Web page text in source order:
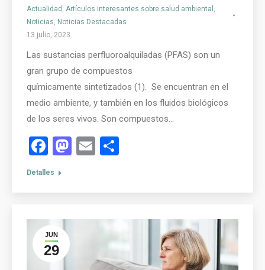
Actualidad , Artículos interesantes sobre salud ambiental ,
Noticias, Noticias Destacadas
13 julio, 2023
Las sustancias perfluoroalquiladas (PFAS) son un
gran grupo de compuestos
químicamente sintetizados (1). Se encuentran en el
medio ambiente, y también en los fluidos biológicos
de los seres vivos. Son compuestos…
Facebook
Mastodon
Email
Detalles
JUN
29